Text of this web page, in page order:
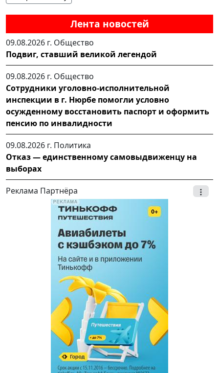
Лента новостей
09.08.2026 г. Общество
Подвиг, ставший великой легендой
09.08.2026 г. Общество
Сотрудники уголовно-исполнительной
инспекции в г. Нюрбе помогли условно
осужденному восстановить паспорт и оформить
пенсию по инвалидности
09.08.2026 г. Политика
Отказ — единственному самовыдвиженцу на
выборах
Реклама Партнёра